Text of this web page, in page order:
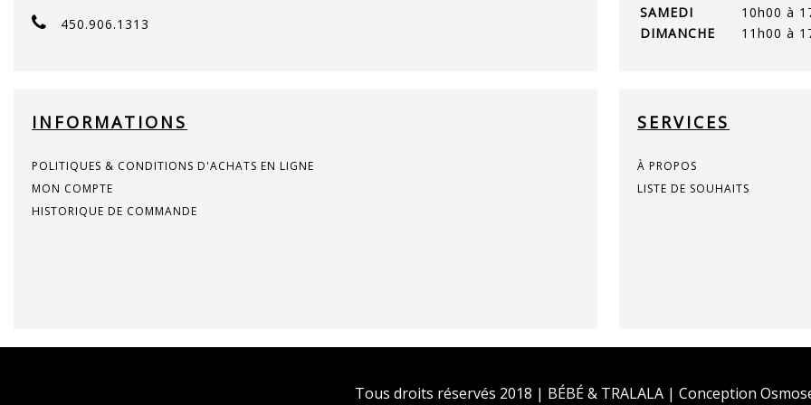
450.906.1313
SAMEDI
10h00 à
DIMANCHE
11h00 à
INFORMATIONS
POLITIQUES & CONDITIONS D'ACHATS EN LIGNE
MON COMPTE
HISTORIQUE DE COMMANDE
SERVICES
À PROPOS
LISTE DE SOUHAITS
Tous droits réservés 2018 | BÉBÉ & TRALALA | Conception